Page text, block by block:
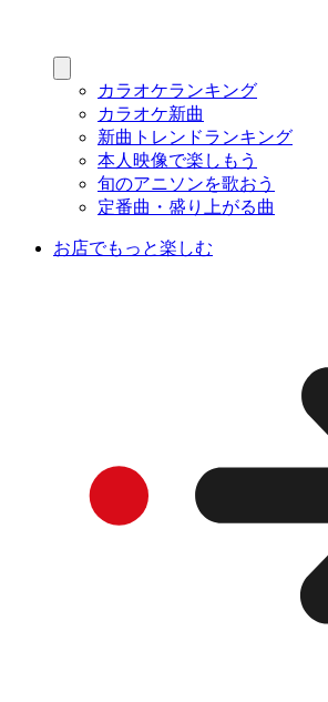
カラオケランキング
カラオケ新曲
新曲トレンドランキング
本人映像で楽しもう
旬のアニソンを歌おう
定番曲・盛り上がる曲
お店でもっと楽しむ